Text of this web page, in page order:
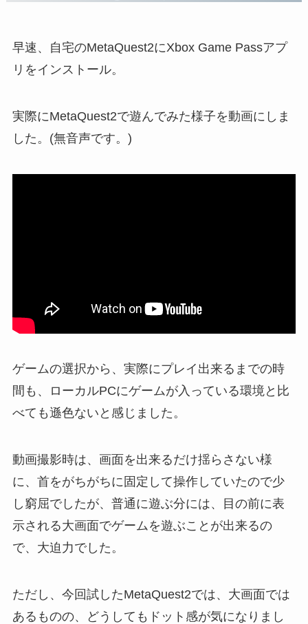
早速、自宅のMetaQuest2にXbox Game Passアプ
リをインストール。
実際にMetaQuest2で遊んでみた様子を動画にしま
した。(無音声です。)
ゲームの選択から、実際にプレイ出来るまでの時
間も、ローカルPCにゲームが入っている環境と比
べても遜色ないと感じました。
動画撮影時は、画面を出来るだけ揺らさない様
に、首をがちがちに固定して操作していたので少
し窮屈でしたが、普通に遊ぶ分には、目の前に表
示される大画面でゲームを遊ぶことが出来るの
で、大迫力でした。
ただし、今回試したMetaQuest2では、大画面では
あるものの、どうしてもドット感が気になりまし